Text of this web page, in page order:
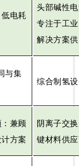
电耗
头部碱性
专注于工
解决方案
与集
综合制氢
兼顾
方案
阴离子交
键材料供